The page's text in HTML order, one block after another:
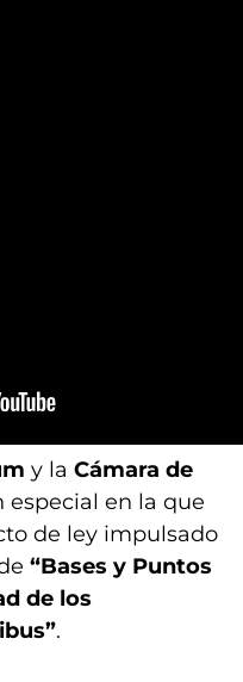
y la Cámara de
especial en la que
de ley impulsado
“Bases y Puntos
de los
.